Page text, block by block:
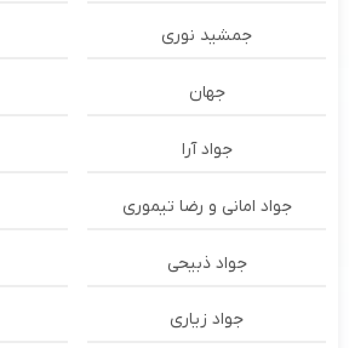
جمشید نوری
جهان
جواد آرا
جواد امانی و رضا تیموری
جواد ذبیحی
جواد زیاری